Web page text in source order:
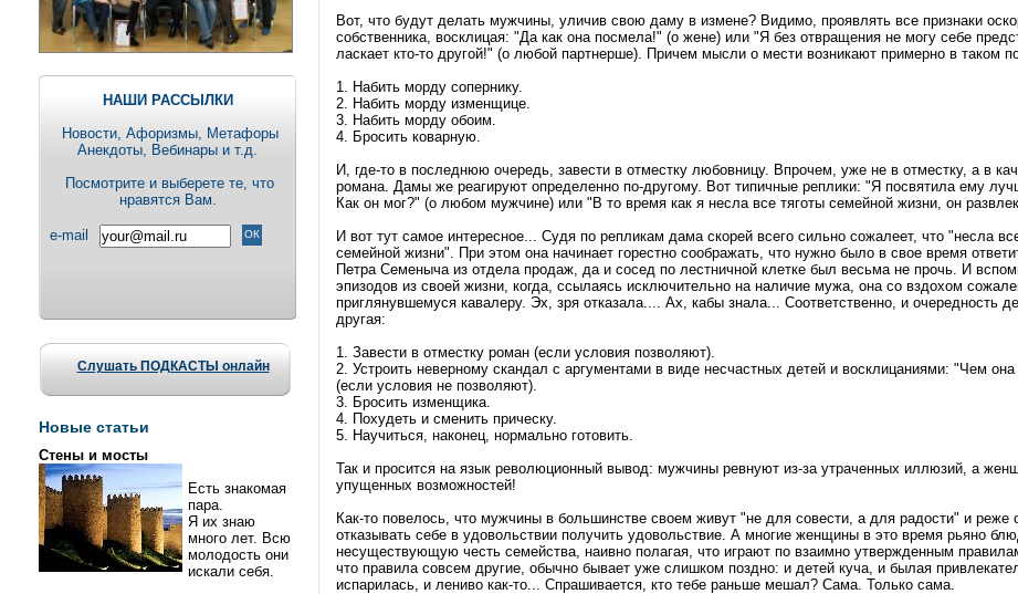
НАШИ РАССЫЛКИ
Новости, Aфоризмы, Метафоры
Анекдоты, Вебинары и т.д.
Посмотрите и выберете те, что
нравятся Вам.
e-mail
Слушать ПОДКАСТЫ онлайн
Новые статьи
Стены и мосты
Есть знакомая
пара.
Я их знаю
много лет. Всю
молодость они
искали себя.
Вот, что будут делать мужчины, уличив свою даму в измене? Видимо, проявлять все признаки
собственника, восклицая: "Да как она посмела!" (о жене) или "Я без отвращения не могу себе
ласкает кто-то другой!" (о любой партнерше). Причем мысли о мести возникают примерно в таком
1. Набить морду сопернику.
2. Набить морду изменщице.
3. Набить морду обоим.
4. Бросить коварную.
И, где-то в последнюю очередь, завести в отместку любовницу. Впрочем, уже не в отместку, а в
романа. Дамы же реагируют определенно по-другому. Вот типичные реплики: "Я посвятила ему
Как он мог?" (о любом мужчине) или "В то время как я несла все тяготы семейной жизни, он
И вот тут самое интересное... Судя по репликам дама скорей всего сильно сожалеет, что "несла
семейной жизни". При этом она начинает горестно соображать, что нужно было в свое время
Петра Семеныча из отдела продаж, да и сосед по лестничной клетке был весьма не прочь. И
эпизодов из своей жизни, когда, ссылаясь исключительно на наличие мужа, она со вздохом
приглянувшемуся кавалеру. Эх, зря отказала.... Ах, кабы знала... Соответственно, и очередность
другая:
1. Завести в отместку роман (если условия позволяют).
2. Устроить неверному скандал с аргументами в виде несчастных детей и восклицаниями: "Чем
(если условия не позволяют).
3. Бросить изменщика.
4. Похудеть и сменить прическу.
5. Научиться, наконец, нормально готовить.
Так и просится на язык революционный вывод: мужчины ревнуют из-за утраченных иллюзий, а
упущенных возможностей!
Как-то повелось, что мужчины в большинстве своем живут "не для совести, а для радости" и реже
отказывать себе в удовольствии получить удовольствие. А многие женщины в это время рьяно
несуществующую честь семейства, наивно полагая, что играют по взаимно утвержденным
что правила совсем другие, обычно бывает уже слишком поздно: и детей куча, и былая
испарилась, и лениво как-то... Спрашивается, кто тебе раньше мешал? Сама. Только сама.